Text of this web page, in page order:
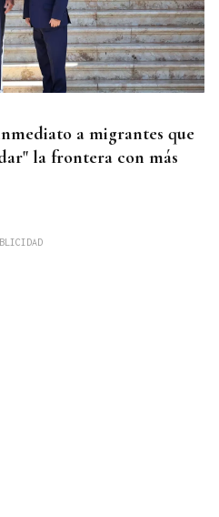
a migrantes que
la frontera con más